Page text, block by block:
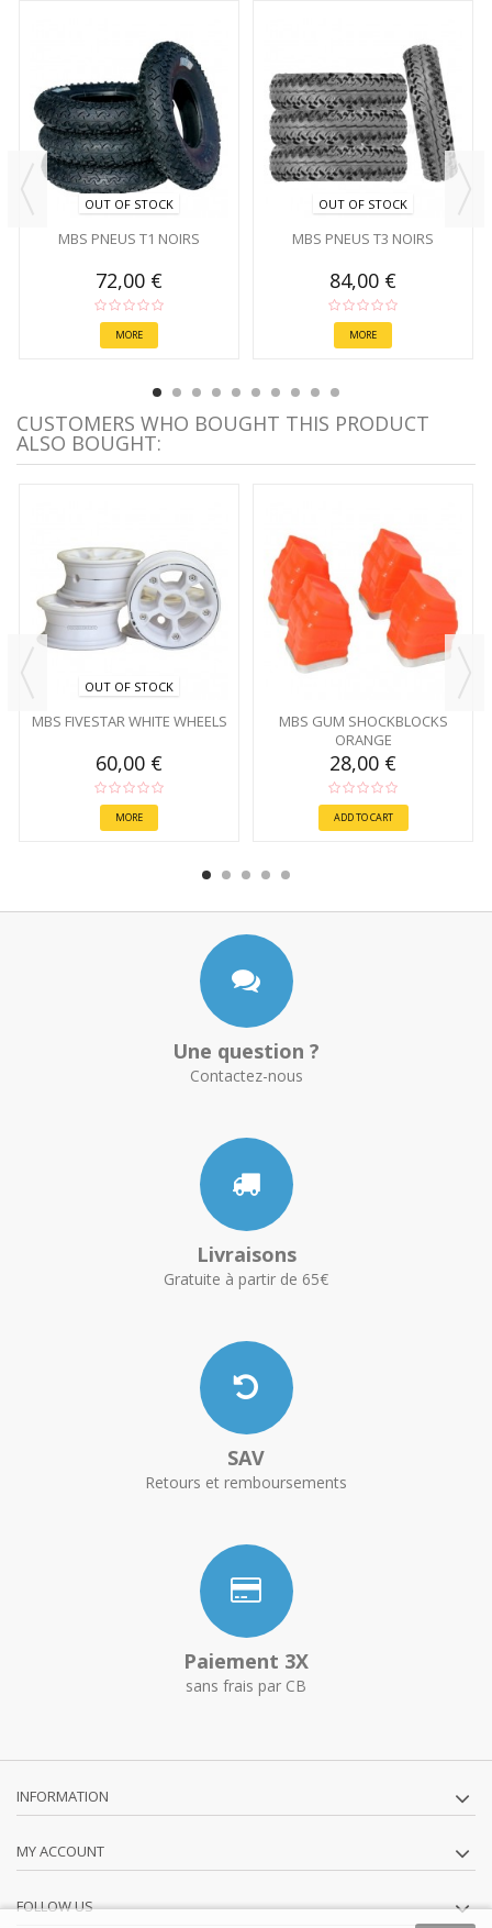
OUT OF STOCK
MBS PNEUS T1 NOIRS
72,00 €
MORE
OUT OF STOCK
MBS PNEUS T3 NOIRS
84,00 €
MORE
CUSTOMERS WHO BOUGHT THIS PRODUCT
ALSO BOUGHT:
OUT OF STOCK
MBS FIVESTAR WHITE WHEELS
60,00 €
MORE
MBS GUM SHOCKBLOCKS
ORANGE
28,00 €
ADD TO CART
Une question ?
Contactez-nous
Livraisons
Gratuite à partir de 65€
SAV
Retours et remboursements
Paiement 3X
sans frais par CB
INFORMATION
MY ACCOUNT
FOLLOW US